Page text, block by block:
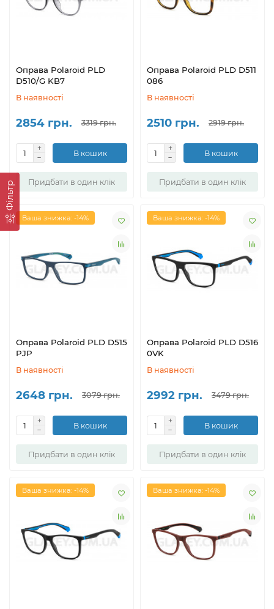
Оправа Polaroid PLD
D510/G KB7
В наявності
2854 грн. 3319 грн.
В кошик
Придбати в один клік
Оправа Polaroid PLD D511
086
В наявності
2510 грн. 2919 грн.
В кошик
Придбати в один клік
Ваша знижка: -14%
Оправа Polaroid PLD D515
PJP
В наявності
2648 грн. 3079 грн.
В кошик
Придбати в один клік
Ваша знижка: -14%
Оправа Polaroid PLD D516
0VK
В наявності
2992 грн. 3479 грн.
В кошик
Придбати в один клік
Ваша знижка: -14% Ваша знижка: -14%
Фільтр